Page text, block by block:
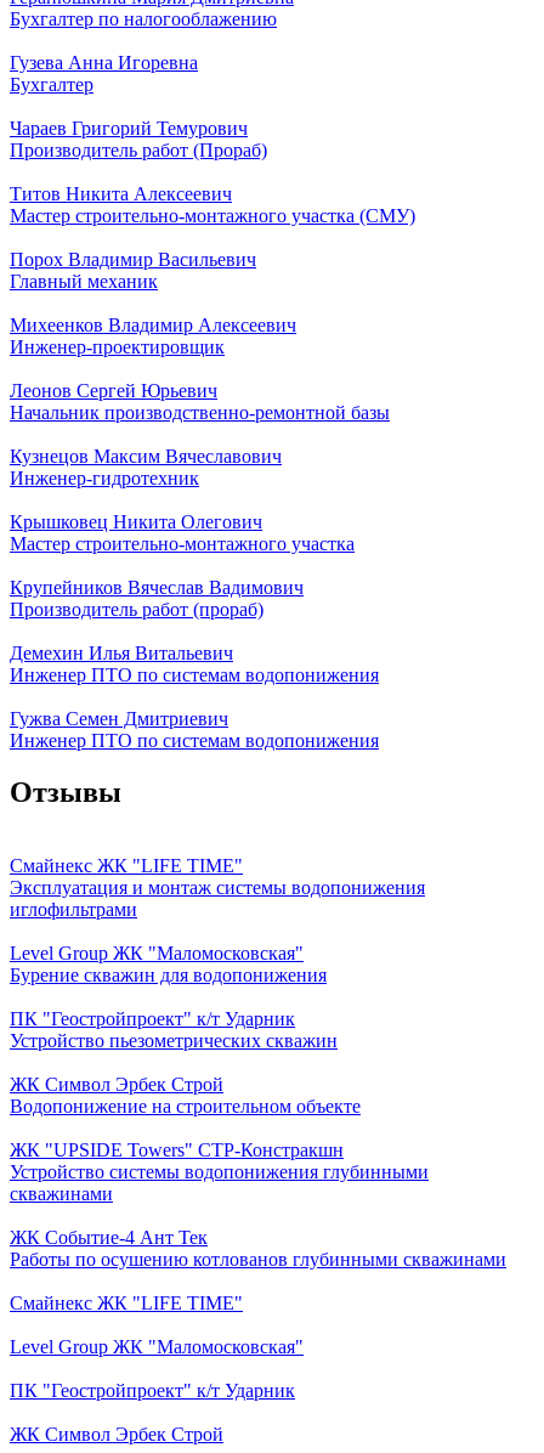
Бухгалтер по налогооблажению
Гузева Анна Игоревна
Бухгалтер
Чараев Григорий Темурович
Производитель работ (Прораб)
Титов Никита Алексеевич
Мастер строительно-монтажного участка (СМУ)
Порох Владимир Васильевич
Главный механик
Михеенков Владимир Алексеевич
Инженер-проектировщик
Леонов Сергей Юрьевич
Начальник производственно-ремонтной базы
Кузнецов Максим Вячеславович
Инженер-гидротехник
Крышковец Никита Олегович
Мастер строительно-монтажного участка
Крупейников Вячеслав Вадимович
Производитель работ (прораб)
Демехин Илья Витальевич
Инженер ПТО по системам водопонижения
Гужва Семен Дмитриевич
Инженер ПТО по системам водопонижения
Отзывы
Смайнекс ЖК "LIFE TIME"
Эксплуатация и монтаж системы водопонижения
иглофильтрами
Level Group ЖК "Маломосковская"
Бурение скважин для водопонижения
ПК "Геостройпроект" к/т Ударник
Устройство пьезометрических скважин
ЖК Символ Эрбек Строй
Водопонижение на строительном объекте
ЖК "UPSIDE Towers" СТР-Констракшн
Устройство системы водопонижения глубинными
скважинами
ЖК Событие-4 Ант Тек
Работы по осушению котлованов глубинными скважинами
Смайнекс ЖК "LIFE TIME"
Level Group ЖК "Маломосковская"
ПК "Геостройпроект" к/т Ударник
ЖК Символ Эрбек Строй